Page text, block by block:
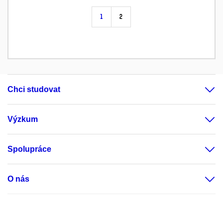
1 2
Chci studovat
Výzkum
Spolupráce
O nás